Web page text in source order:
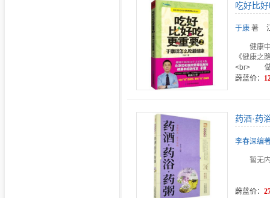
吃好比
于康 著
健康
《健康之
<br> 做
蔚蓝价：
药酒·药
李春深编
暂无
蔚蓝价：